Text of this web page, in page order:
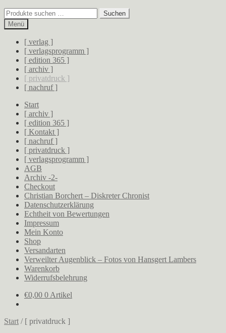
Zur
Navigation
springen
Zum
Inhalt
springen
Suchen
nach:
Suchen
Menü
[ verlag ]
[ verlagsprogramm ]
[ edition 365 ]
[ archiv ]
[ privatdruck ]
[ nachruf ]
Start
[ archiv ]
[ edition 365 ]
[ Kontakt ]
[ nachruf ]
[ privatdruck ]
[ verlagsprogramm ]
AGB
Archiv -2-
Checkout
Christian Borchert – Diskreter Chronist
Datenschutzerklärung
Echtheit von Bewertungen
Impressum
Mein Konto
Shop
Versandarten
Verweilter Augenblick – Fotos von Hansgert Lambers
Warenkorb
Widerrufsbelehrung
€0,00 0 Artikel
Start / [ privatdruck ]